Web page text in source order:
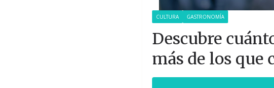
CULTURA GASTRONOMÍA
Descubre
más de los que